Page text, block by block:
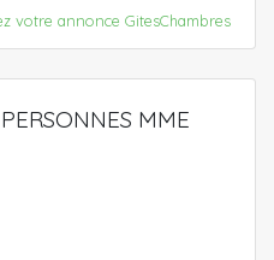
votre annonce GitesChambres
MME